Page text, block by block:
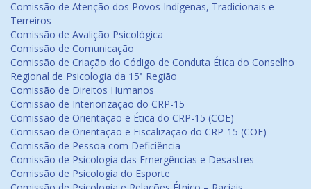
Comissão de Atenção dos Povos Indígenas, Tradicionais e
Terreiros
Comissão de Avalição Psicológica
Comissão de Comunicação
Comissão de Criação do Código de Conduta Ética do Conselho
Regional de Psicologia da 15ª Região
Comissão de Direitos Humanos
Comissão de Interiorização do CRP-15
Comissão de Orientação e Ética do CRP-15 (COE)
Comissão de Orientação e Fiscalização do CRP-15 (COF)
Comissão de Pessoa com Deficiência
Comissão de Psicologia das Emergências e Desastres
Comissão de Psicologia do Esporte